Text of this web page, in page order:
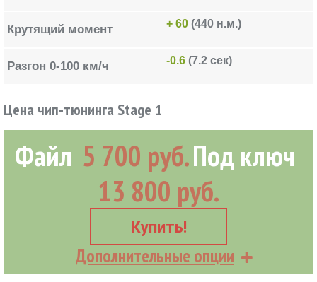
Крутящий момент + 60 (440 н.м.)
Разгон 0-100 км/ч -0.6 (7.2 сек)
Цена чип-тюнинга Stage 1
Файл 5 700 руб.Под ключ
13 800 руб.
Купить!
Дополнительные опции